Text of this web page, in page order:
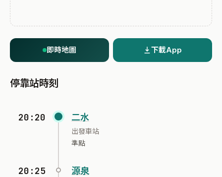
即時地圖 下載App
停靠站時刻
20:20 二水
出發車站
準點
20:25 源泉